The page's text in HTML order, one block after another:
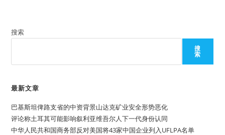
搜索
搜
索
最新文章
巴基斯坦俾路支省的中资背景山达克矿业安全形势恶化
评论称土耳其可能影响叙利亚维吾尔人下一代身份认同
中华人民共和国商务部反对美国将43家中国企业列入UFLPA名单